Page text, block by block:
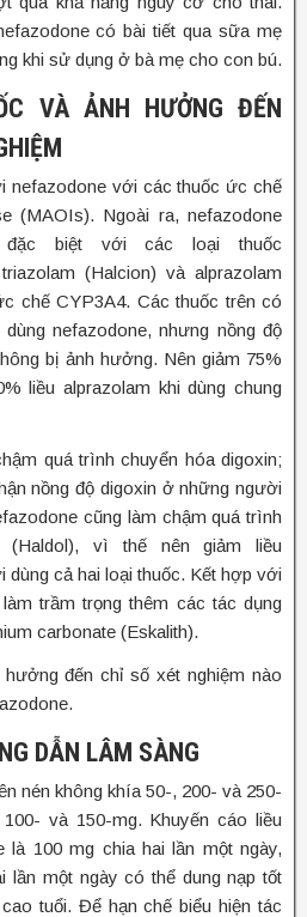
có bài tiết qua sữa mẹ
khi sử dụng ở bà mẹ cho con bú.
VÀ ẢNH HƯỞNG ĐẾN
nefazodone với các thuốc ức chế
(MAOIs). Ngoài ra, nefazodone
biệt với các loại thuốc
(Halcion) và alprazolam
chế CYP3A4. Các thuốc trên có
nefazodone, nhưng nồng độ
bị ảnh hưởng. Nên giảm 75%
liều alprazolam khi dùng chung
quá trình chuyển hóa digoxin;
nồng độ digoxin ở những người
cũng làm chậm quá trình
(Haldol), vì thế nên giảm liều
cả hai loại thuốc. Kết hợp với
trầm trọng thêm các tác dụng
carbonate (Eskalith).
đến chỉ số xét nghiệm nào
DẪN LÂM SÀNG
nén không khía 50-, 200- và 250-
và 150-mg. Khuyến cáo liều
là 100 mg chia hai lần một ngày,
lần một ngày có thể dung nạp tốt
tuổi. Để hạn chế biểu hiện tác